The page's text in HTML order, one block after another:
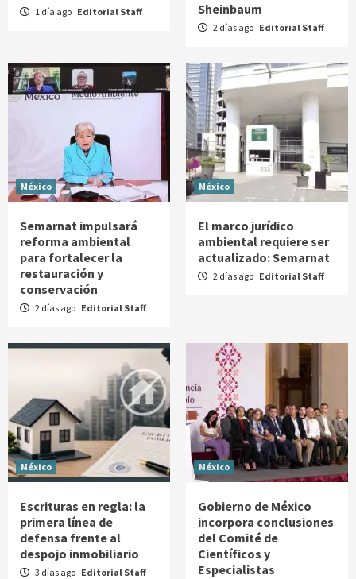
1 día ago Editorial Staff
Sheinbaum
2 días ago Editorial Staff
México
Semarnat impulsará
reforma ambiental
para fortalecer la
restauración y
conservación
2 días ago Editorial Staff
México
El marco jurídico
ambiental requiere ser
actualizado: Semarnat
2 días ago Editorial Staff
México
Escrituras en regla: la
primera línea de
defensa frente al
despojo inmobiliario
3 días ago Editorial Staff
México
Gobierno de México
incorpora conclusiones
del Comité de
Científicos y
Especialistas